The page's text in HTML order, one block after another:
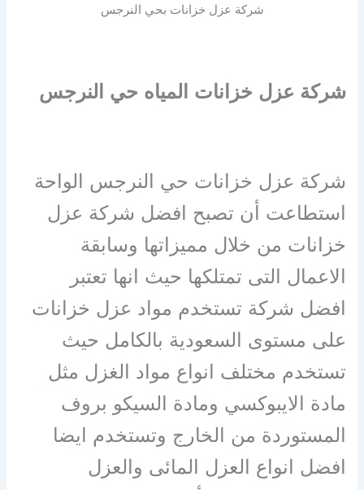
شركة عزل خزانات بحي النرجس
شركة عزل خزانات المياه حي النرجس
شركة عزل خزانات حي النرجس الواحة
استطاعت أن تصبح افضل شركة عزل
خزانات من خلال مميزاتها وسابقة
الاعمال التى تمتلكها حيث انها تعتبر
افضل شركة تستخدم مواد عزل خزانات
على مستوى السعودية بالكامل حيث
تستخدم مختلف انواع مواد الغزل مثل
مادة الايبوكسي ومادة السيكو بروف
المستوردة من الخارج وتستخدم ايضا
افضل انواع العزل المائى والعزل